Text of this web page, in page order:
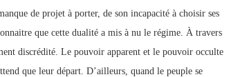
de projet à porter, de son incapacité à choisir ses
que cette dualité a mis à nu le régime. À travers
discrédité. Le pouvoir apparent et le pouvoir occulte
que leur départ. D’ailleurs, quand le peuple se